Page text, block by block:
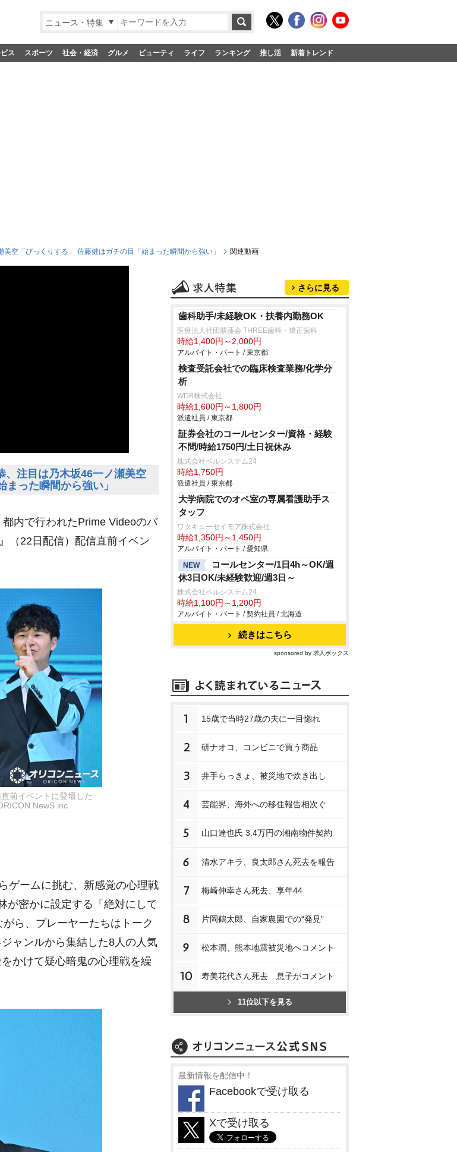
ニュース・特集
ス スポーツ 社会・経済 グルメ ビューティ ライフ ランキング 推し活 新着トレンド
空「びっくりする」 佐藤健はガチの目「始まった瞬間から強い」
関連動画
、注目は乃木坂46一ノ瀬美空
まった瞬間から強い」
都内で行われたPrime Videoのバ
（22日配信）配信直前イベン
前イベントに登壇した
NewS inc.
ゲームに挑む、新感覚の心理戦
が密かに設定する「絶対にして
ら、プレーヤーたちはトーク
ャンルから集結した8人の人気
かけて疑心暗鬼の心理戦を繰
さらに見る
歯科助手/未経験OK・扶養内勤務OK
医療法人社団萠藤会 THREE歯科・矯正歯科
時給1,400円～2,000円
アルバイト・パート / 東京都
検査受託会社での臨床検査業務/化学分
析
WDB株式会社
時給1,600円～1,800円
派遣社員 / 東京都
証券会社のコールセンター/資格・経験
不問/時給1750円/土日祝休み
株式会社ベルシステム24
時給1,750円
派遣社員 / 東京都
大学病院でのオペ室の専属看護助手ス
タッフ
ワタキューセイモア株式会社
時給1,350円～1,450円
アルバイト・パート / 愛知県
NEW
コールセンター/1日4h～OK/週
休3日OK/未経験歓迎/週3日～
株式会社ベルシステム24
時給1,100円～1,200円
アルバイト・パート / 契約社員 / 北海道
続きはこちら
sponsored by 求人ボックス
1 15歳で当時27歳の夫に一目惚れ
2 研ナオコ、コンビニで買う商品
3 井手らっきょ、被災地で炊き出し
4 芸能界、海外への移住報告相次ぐ
5 山口達也氏 3.4万円の湘南物件契約
6 清水アキラ、良太郎さん死去を報告
7 梅崎伸幸さん死去、享年44
8 片岡鶴太郎、自家農園での“発見”
9 松本潤、熊本地震被災地へコメント
10 寿美花代さん死去 息子がコメント
11位以下を見る
最新情報を配信中！
Facebookで受け取る
Xで受け取る